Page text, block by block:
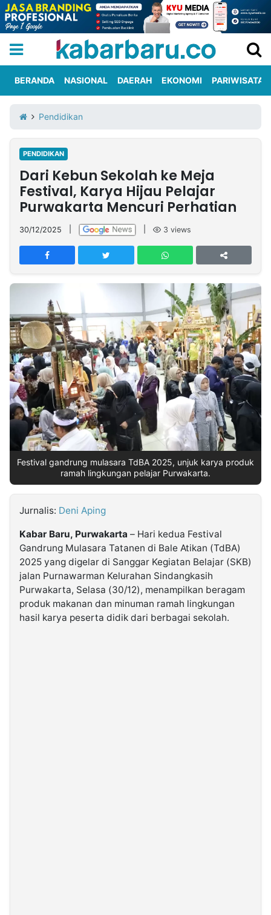
Iklan
Berita
Kami
Nasional
International
Olahraga
Entertainment
Daerah
Pariwisata
Kuliner
Kolom
Network
PT
TREETAN
INDONESIA
Partner
Insight
NTB
Suara
Time
Lens
IDN
Daily
Jogja
Jalan
Rakyat
Idealita
News
Kita
Notice
Dinamikapost.com
Radar
Baru
Seedbacklink
Follow
Kabarbaru
Kabarbaru.co
2026
BERANDA NASIONAL DAERAH EKONOMI PARIWISATA
Pendidikan
PENDIDIKAN
Dari Kebun Sekolah ke Meja
Festival, Karya Hijau Pelajar
Purwakarta Mencuri Perhatian
30/12/2025 3 views
Festival gandrung mulasara TdBA 2025, unjuk karya produk
ramah lingkungan pelajar Purwakarta.
Jurnalis: Deni Aping
Kabar Baru, Purwakarta – Hari kedua Festival
Gandrung Mulasara Tatanen di Bale Atikan (TdBA)
2025 yang digelar di Sanggar Kegiatan Belajar (SKB)
jalan Purnawarman Kelurahan Sindangkasih
Purwakarta, Selasa (30/12), menampilkan beragam
produk makanan dan minuman ramah lingkungan
hasil karya peserta didik dari berbagai sekolah.